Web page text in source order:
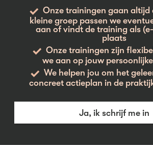
Onze trainingen gaan altijd
kleine groep passen we
aan of vindt de training als
plaats
Onze trainingen zijn
we aan op jouw
We helpen jou om het
concreet actieplan in de
Ja, ik schrijf me in